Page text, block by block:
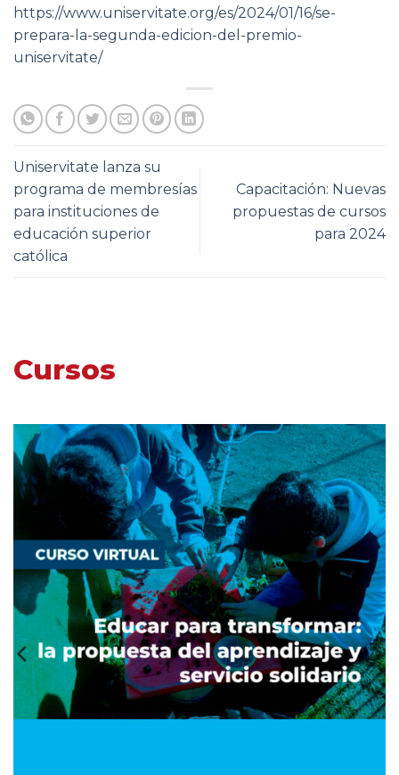
https://www.uniservitate.org/es/2024/01/16/se-
prepara-la-segunda-edicion-del-premio-
uniservitate/
Uniservitate lanza su
programa de membresías
para instituciones de
educación superior
católica
Capacitación: Nuevas
propuestas de cursos
para 2024
Cursos